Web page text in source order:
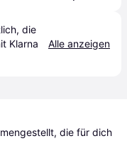
die
Klarna
Alle anzeigen
die für dich